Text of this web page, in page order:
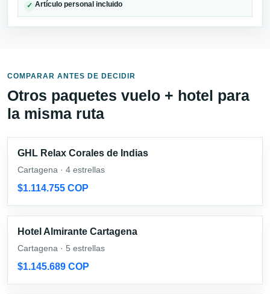
✓ Artículo personal incluido
COMPARAR ANTES DE DECIDIR
Otros paquetes vuelo + hotel para
la misma ruta
GHL Relax Corales de Indias
Cartagena · 4 estrellas
$1.114.755 COP
Hotel Almirante Cartagena
Cartagena · 5 estrellas
$1.145.689 COP